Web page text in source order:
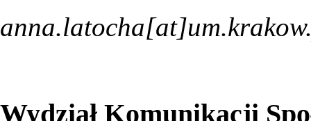
Wydział Komunikacji